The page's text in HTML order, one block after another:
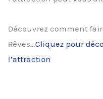
Découvrez comment
Rêves…Cliquez pour
l’attraction